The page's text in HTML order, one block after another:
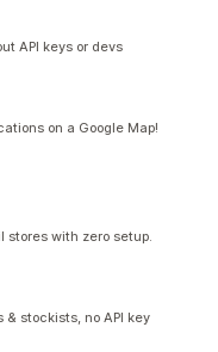
API keys or devs
on a Google Map!
with zero setup.
& stockists, no API key